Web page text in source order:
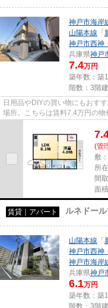
神戸市海岸
山陽本線 「
神戸市西神
兵庫県神戸
7.4万円
築年数：築
階数：3階建
日用品やDIYの買い物にもおす
場所。こちらは賃料7.4万円の
(管
敷
所
間
面
賃貸｜アパート ルネドール
山陽本線 「
神戸市西神
神戸市海岸
兵庫県神戸
6.1万円
築年数：築
階数：3階建